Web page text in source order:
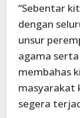
“Sebentar
dengan
unsur
agama
membahas
masyarakat
segera